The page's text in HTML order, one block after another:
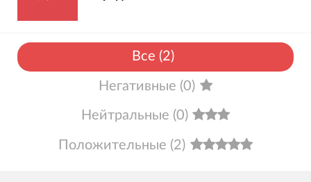
Все (2)
Негативные (0)
Нейтральные (0)
Положительные (2)